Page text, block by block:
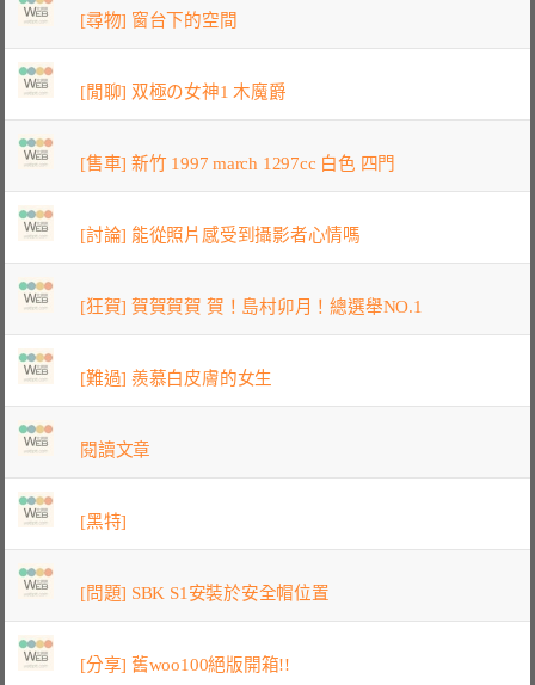
[尋物] 窗台下的空間
[閒聊] 双極の女神1 木魔爵
[售車] 新竹 1997 march 1297cc 白色 四門
[討論] 能從照片感受到攝影者心情嗎
[狂賀] 賀賀賀賀 賀！島村卯月！總選舉NO.1
[難過] 羨慕白皮膚的女生
閱讀文章
[黑特]
[問題] SBK S1安裝於安全帽位置
[分享] 舊woo100絕版開箱!!